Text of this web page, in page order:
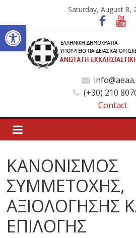
Open toolbar
content
Saturday, August 8,
Ανώτατη
Ακαδημία
Αθηνών
Ανώτατη
Εκκλησιαστική
Ακαδημία
Αθηνών
(+30) 210
Contact
ΚΑΝΟΝΙΣΜΟΣ
ΣΥΜΜΕΤΟΧΗΣ,
ΑΞΙΟΛΟΓΗΣΗΣ
ΕΠΙΛΟΓΗΣ